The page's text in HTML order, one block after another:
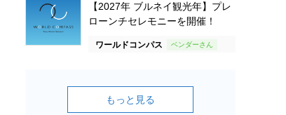
【2027年 ブルネイ観光年】プレ
ローンチセレモニーを開催！
ワールドコンパス
もっと見る